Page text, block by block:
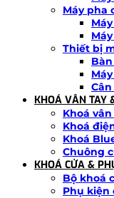
Máy pha
Thiết bị
KHOÁ VÂN TAY
Khoá
Khoá
Khoá
Chuông
KHOÁ CỬA &
Bộ khoá
Phụ kiện